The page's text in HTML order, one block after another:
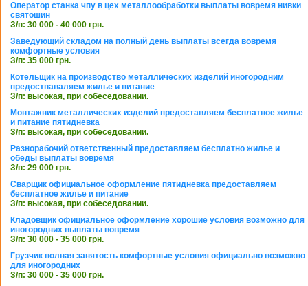
Оператор станка чпу в цех металлообработки выплаты вовремя нивки
святошин
З/п: 30 000 - 40 000 грн.
Заведующий складом на полный день выплаты всегда вовремя
комфортные условия
З/п: 35 000 грн.
Котельщик на производство металлических изделий иногородним
предостпаваляем жилье и питание
З/п: высокая, при собеседовании.
Монтажник металлических изделий предоставляем бесплатное жилье
и питание пятидневка
З/п: высокая, при собеседовании.
Разнорабочий ответственный предоставляем бесплатно жилье и
обеды выплаты вовремя
З/п: 29 000 грн.
Сварщик официальное оформление пятидневка предоставляем
бесплатное жилье и питание
З/п: высокая, при собеседовании.
Кладовщик официальное оформление хорошие условия возможно для
иногородних выплаты вовремя
З/п: 30 000 - 35 000 грн.
Грузчик полная занятость комфортные условия официально возможно
для иногородних
З/п: 30 000 - 35 000 грн.